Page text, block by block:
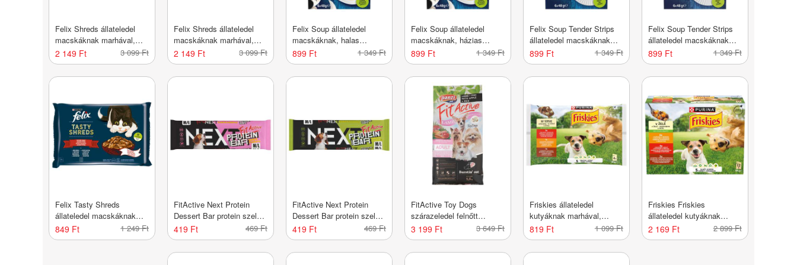
Felix Shreds állateledel
macskáknak marhával,
csirkével, kacsával és
pulykával 12x80 g - 960 g
2 149 Ft 3 099 Ft
Felix Shreds állateledel
macskáknak marhával,
csirkével, lazaccal és
tonhallal 12x80 g - 960 g
2 149 Ft 3 099 Ft
Felix Soup állateledel
macskáknak, halas
válogatás 6x48g - 288 g
899 Ft 1 349 Ft
Felix Soup állateledel
macskáknak, házias
válogatás 6x48g - 288 g
899 Ft 1 349 Ft
Felix Soup Tender Strips
állateledel macskáknak
halas válogatás 6x48 g -
288 g
899 Ft 1 349 Ft
Felix Soup Tender Strips
állateledel macskáknak
házias válogatás 6x48 g -
288 g
899 Ft 1 349 Ft
Felix Tasty Shreds
állateledel macskáknak
marhával és csirkével
4x80 g - 320 g
849 Ft 1 249 Ft
FitActive Next Protein
Dessert Bar protein szelet
báránnyal és áfonyával -
55 g
419 Ft 469 Ft
FitActive Next Protein
Dessert Bar protein szelet
nyúlla és áfonyával - 55 g
419 Ft 469 Ft
FitActive Toy Dogs
szárazeledel felnőtt
kutyáknak báránnyal és
almával - 1500 g
3 199 Ft 3 649 Ft
Friskies állateledel
kutyáknak marhával,
csirkével és báránnyal
4x85 g - 340 g
819 Ft 1 099 Ft
Friskies Friskies
állateledel kutyáknak
marhával, csirkével és
báránnyal 12*85g - 1020 g
2 169 Ft 2 899 Ft